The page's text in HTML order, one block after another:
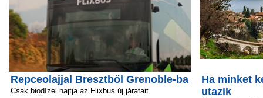
Repceolajjal Bresztből Grenoble-ba
Csak biodízel hajtja az Flixbus új járatait
Ha minket
utazik